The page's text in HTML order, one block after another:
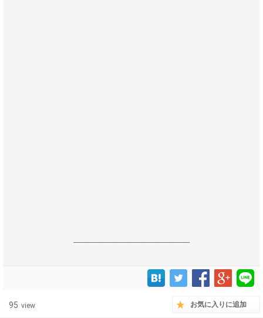
------------------------------------------------------------------
95 view お気に入りに追加